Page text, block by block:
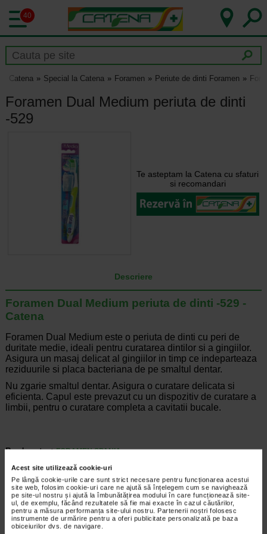
Acest site utilizează cookie-uri
Pe lângă cookie-urile care sunt strict necesare pentru funcționarea acestui
site web, folosim cookie-uri care ne ajută să înțelegem cum se navighează
pe site-ul nostru și ajută la îmbunătățirea modului în care funcționează site-
ul, de exemplu, făcând rezultatele să fie mai exacte în cazul căutărilor,
pentru a măsura performanța site-ului nostru. Partenerii noștri folosesc
instrumente de urmărire pentru a oferi publicitate personalizată pe baza
obiceiurilor dvs. de navigare.
40
Catena Special la Catena Foramen Periute de dinti Foramen
Foramen Dual Medium periuta de dinti
-529
Te asteptam la Catena cu sfaturi
si recomandari
Descriere
Foramen Dual Medium periuta de dinti -529 -
Catena
Foramen Dual Medium este o periuta de dinti cu peri de
duritate medie, ideali pentru curatarea dintilor si a gingiilor.
Asigura un masaj delicat al gingiilor in timp ce indeparteaza
reziduurile si placa bacteriana de pe smaltul dentar.
Nu zgarie smaltul dentar. Asigura o curatare delicata si
eficienta. Capul este prevazut cu un dispozitiv de curatare a
limbii, pentru o curatare completa a cavitatii bucale.
Producator: FORAMEN SPANIA
*Pentru pret te asteptam in cea mai apropiata farmacie Catena
ARTICOLE RECOMANDATE
Eruptia dentara. Tot ce trebuie sa stii despre
aparitia primilor dinti la copii
Dezvoltare si crestere